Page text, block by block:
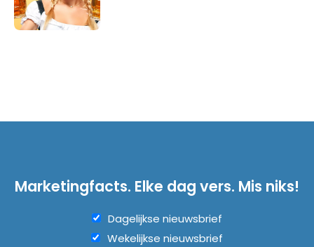
Marketingfacts. Elke dag vers. Mis niks!
Dagelijkse nieuwsbrief
Wekelijkse nieuwsbrief